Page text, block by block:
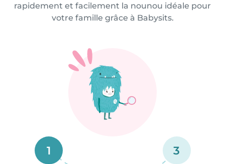
rapidement et facilement la nounou idéale pour
votre famille grâce à Babysits.
1 3